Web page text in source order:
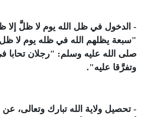
- الدخول في ظل الله يوم لا ظلَّ إلا
"سبعة يظلهم الله في ظله يوم لا ظل
صلى الله عليه وسلم: "رجلان تحابا
وتفرَّقا عليه".
- تحصيل ولاية الله تبارك وتعالى،